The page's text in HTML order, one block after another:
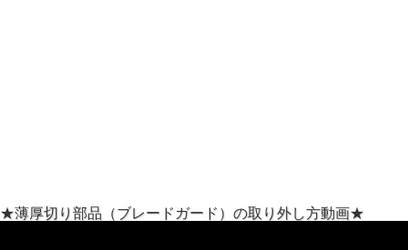
★薄厚切り部品（ブレードガード）の取り外し方動画★